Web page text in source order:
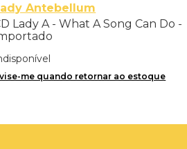
Antebellum
Lady A - What A Song Can Do -
me quando retornar ao estoque